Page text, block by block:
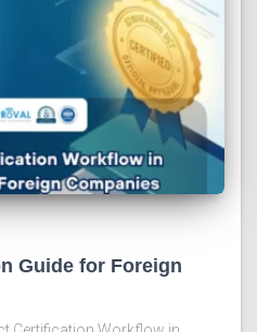
Guide for Foreign